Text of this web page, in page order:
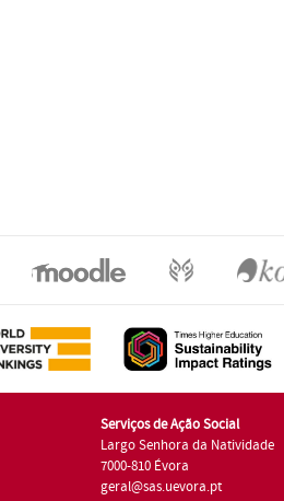
Serviços de Ação Social
Largo Senhora da Natividade
7000-810 Évora
geral@sas.uevora.pt